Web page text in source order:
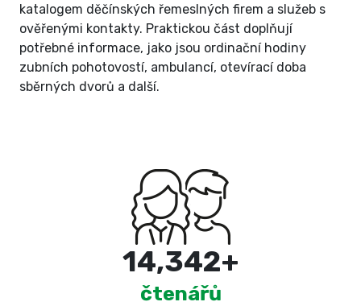
katalogem děčínských řemeslných firem a služeb s
ověřenými kontakty. Praktickou část doplňují
potřebné informace, jako jsou ordinační hodiny
zubních pohotovostí, ambulancí, otevírací doba
sběrných dvorů a další.
15,000+
čtenářů